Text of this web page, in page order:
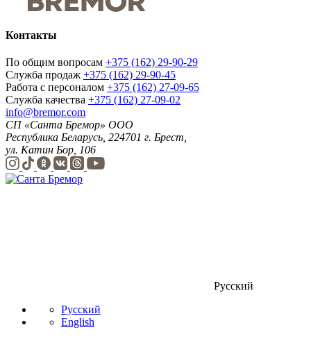
Контакты
По общим вопросам +375 (162) 29-90-29
Служба продаж +375 (162) 29-90-45
Работа с персоналом +375 (162) 27-09-65
Служба качества +375 (162) 27-09-02
info@bremor.com
СП «Санта Бремор» ООО
Республика Беларусь, 224701 г. Брест,
ул. Катин Бор, 106
Русский
Русский
English